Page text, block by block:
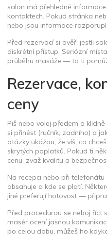
salon má přehledné
kontaktech. Pokud stránka
nebo jsou informace
Před rezervací si ověř, jestli
diskrétní přístup. Seriózní
průběhu masáže — to ti
Rezervace,
ceny
Piš nebo volej předem a
si přinést (ručník, zadního) a
otázky ukážou, že víš, co
skrytých poplatků. Pokud ti
cenu, zvaž kvalitu a
Na recepci nebo při
obsahuje a kde se platí.
jiné preferují hotovost —
Před procedurou se neboj říct
masér ocení jasnou
po celou dobu, můžeš ho